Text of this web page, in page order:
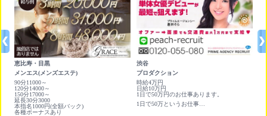
恵比寿・目黒
メンエス(メンズエステ)
90分11000～
120分14000～
150分17000～
延長30分3000
本指名1000円(全額バック)
各種ボーナスあり
渋谷
プロダクション
時給4万円
日給10万円
1日で50万円のお仕事あります。